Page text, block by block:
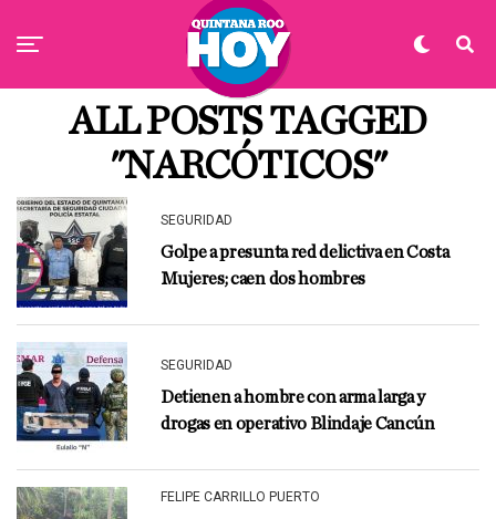
ALL POSTS TAGGED
"NARCÓTICOS"
SEGURIDAD
Golpe a presunta red delictiva en Costa
Mujeres; caen dos hombres
SEGURIDAD
Detienen a hombre con arma larga y
drogas en operativo Blindaje Cancún
FELIPE CARRILLO PUERTO